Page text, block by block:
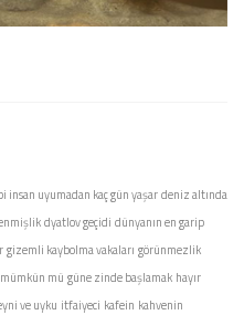
insan uyumadan kaç gün yaşardeniz altında
dyatlov geçidi dünyanın en garip
gizemli kaybolma vakaları görünmezlik
mü güne zinde başlamak hayır
ve uyku itfaiyeci kafein kahvenin